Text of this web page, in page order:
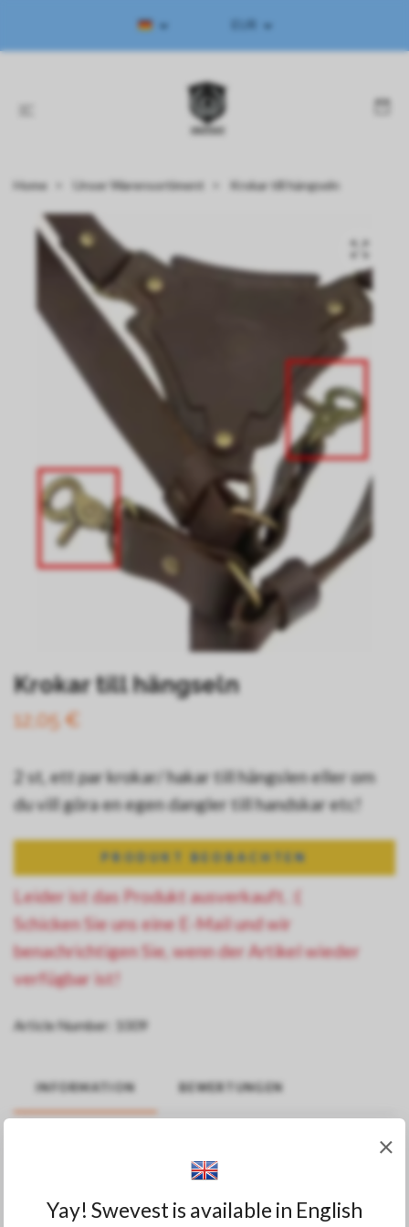
EUR
Home Unser Warensortiment Krokar till hängseln
Krokar till hängseln
12,05 €
2 st, ett par krokar/ hakar till hängslen eller om
du vill göra en egen dangler till handskar etc!
PRODUKT BEOBACHTEN
Leider ist das Produkt ausverkauft. :(
Schicken Sie uns eine E-Mail und wir
benachrichtigen Sie, wenn der Artikel wieder
verfügbar ist!
Article Number: 1009
INFORMATION BEWERTUNGEN
du vill göra en egen dangler till handskar etc!
×
Yay! Swevest is available in English